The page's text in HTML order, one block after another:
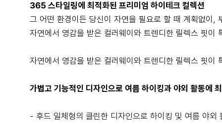
365 스타일링에 최적화된 프리미엄 하이테크 컬렉션
그 어떤 환경이든 당신이 자연을 필요로 할 때 계획없이,
자연에서 영감을 받은 컬러웨이와 트렌디한 릴렉스 핏이
자연에서 영감을 받은 컬러웨이와 트렌디한 릴렉스 핏이
가볍고 기능적인 디자인으로 여름 하이킹과 야외 활동에
- 후드 일체형의 클린한 디자인으로 하이킹 및 여름 야외